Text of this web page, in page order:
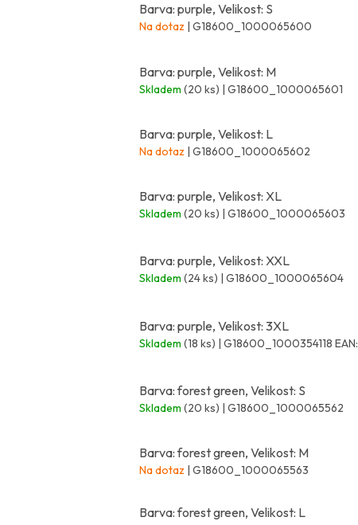
Barva: purple, Velikost: S
Na dotaz | G18600_1000065600
Barva: purple, Velikost: M
Skladem (20 ks) | G18600_1000065601
Barva: purple, Velikost: L
Na dotaz | G18600_1000065602
Barva: purple, Velikost: XL
Skladem (20 ks) | G18600_1000065603
Barva: purple, Velikost: XXL
Skladem (24 ks) | G18600_1000065604
Barva: purple, Velikost: 3XL
Skladem (18 ks) | G18600_1000354118 EAN:
Barva: forest green, Velikost: S
Skladem (20 ks) | G18600_1000065562
Barva: forest green, Velikost: M
Na dotaz | G18600_1000065563
Barva: forest green, Velikost: L